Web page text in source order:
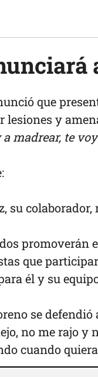
que
lesiones y
a madrear, te
su
promoverán
que
él y su
se
no me rajo y
cuando